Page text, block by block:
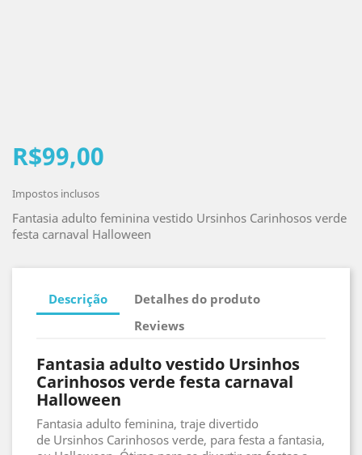
R$99,00
Impostos inclusos
Fantasia adulto feminina vestido Ursinhos Carinhosos verde
festa carnaval Halloween
Descrição
Detalhes do produto
Reviews
Fantasia adulto vestido Ursinhos
Carinhosos verde festa carnaval
Halloween
Fantasia adulto feminina, traje divertido
de Ursinhos Carinhosos verde, para festa a fantasia,